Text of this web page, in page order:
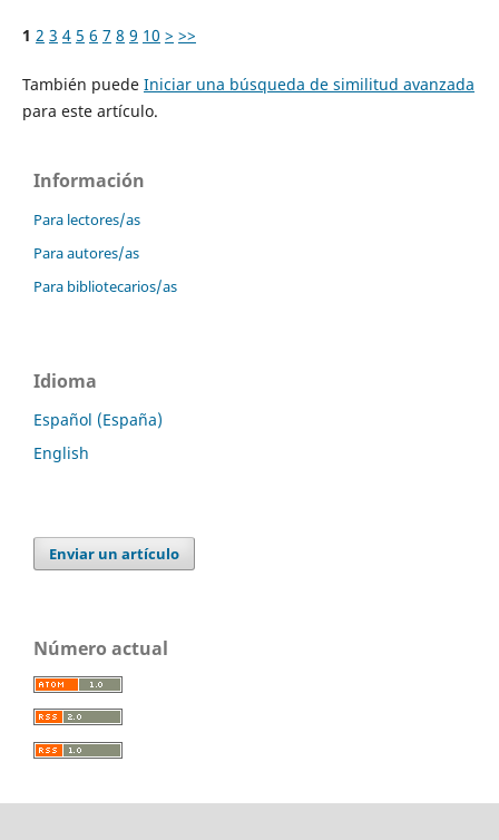
1 2 3 4 5 6 7 8 9 10 > >>
También puede Iniciar una búsqueda de similitud avanzada
para este artículo.
Información
Para lectores/as
Para autores/as
Para bibliotecarios/as
Idioma
Español (España)
English
Enviar un artículo
Número actual